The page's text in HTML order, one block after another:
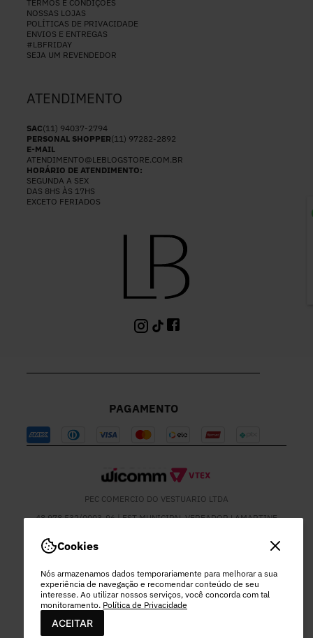
Cookies
Nós armazenamos dados temporariamente para melhorar a sua
experiência de navegação e recomendar conteúdo de seu
interesse. Ao utilizar nossos serviços, você concorda com tal
monitoramento. Política de Privacidade
ACEITAR
TERMOS E CONDIÇÕES
NOSSAS LOJAS
POLÍTICAS DE PRIVACIDADE
ENVIOS E ENTREGAS
#LBFRIDAY
SEJA UM REVENDEDOR
ATENDIMENTO
SAC(11) 94037-2794
PERSONAL SHOPPER(11) 97282-2892
E-MAIL
ATENDIMENTO@LEBLOGSTORE.COM.BR
HORÁRIO DE ATENDIMENTO:
SEGUNDA A SEX
DAS 8HS ÀS 17HS
EXCETO FERIADOS
PAGAMENTO
PEC COMERCIO DO VESTUARIO LTDA
48.978.532/0003-96 | EST MUNICIPAL VEREADOR LAMARTINE